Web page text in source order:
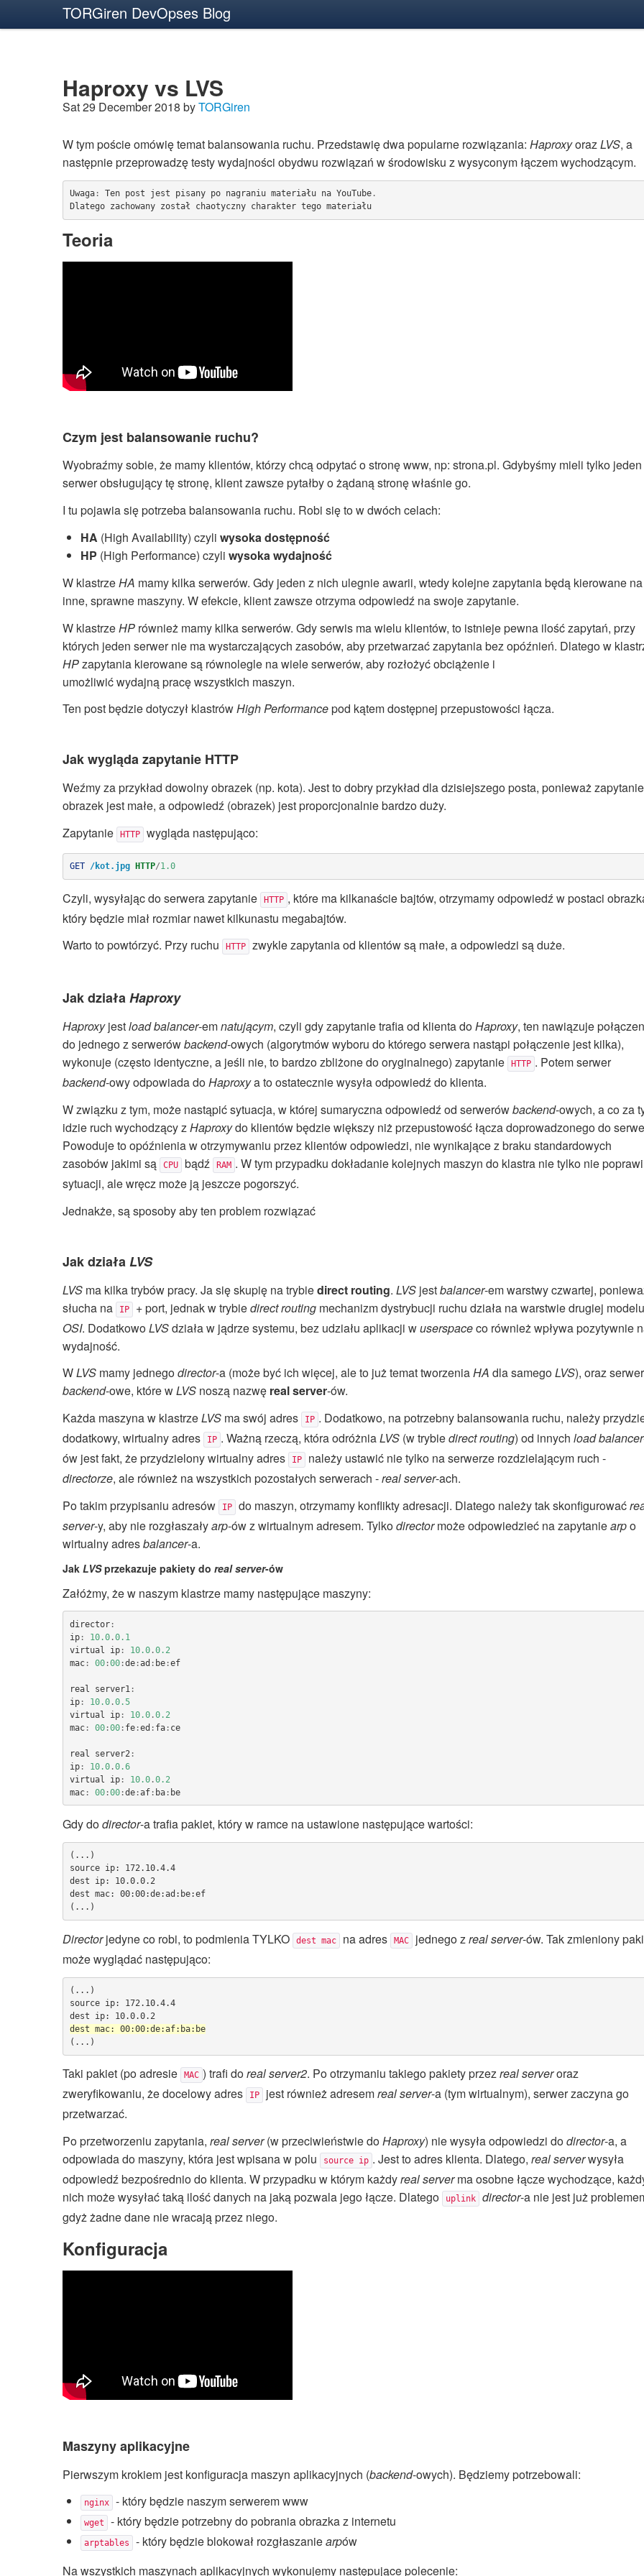
TORGiren DevOpses Blog
Haproxy vs LVS
Sat 29 December 2018 byTORGiren
W tym poście omówię temat balansowania ruchu. Przedstawię dwa popularne rozwiązania: HaproxyorazLVS, a
następnie przeprowadzę testy wydajności obydwu rozwiązań w środowisku z wysyconym łączem wychodzącym.
Uwaga: Ten post jest pisany po nagraniu materiału na YouTube.
Dlatego
zachowany został chaotyczny charakter tego materiału
Teoria
Czym jest balansowanie ruchu?
Wyobraźmy sobie, że mamy klientów, którzy chcą odpytać o stronę www, np: strona.pl. Gdybyśmy mieli tylko jeden
serwer obsługujący tę stronę, klient zawsze pytałby o żądaną stronę właśnie go.
I tu pojawia się potrzeba balansowania ruchu. Robi się to w dwóch celach:
HA (High Availability) czyli wysoka dostępność
HP (High Performance) czyli wysoka wydajność
W klastrzeHA mamy kilka serwerów. Gdy jeden z nich ulegnie awarii, wtedy kolejne zapytania będą kierowane na
inne, sprawne maszyny. W efekcie, klient zawsze otrzyma odpowiedź na swoje zapytanie.
W klastrzeHP również mamy kilka serwerów. Gdy serwis ma wielu klientów, to istnieje pewna ilość zapytań, przy
których jeden serwer nie ma wystarczających zasobów, aby przetwarzać zapytania bez opóźnień. Dlatego w
HPzapytania kierowane są równolegle na wiele serwerów, aby rozłożyć obciążenie i
umożliwić wydajną pracę wszystkich maszyn.
Ten post będzie dotyczył klastrówHigh Performancepod kątem dostępnej przepustowości łącza.
Jak wygląda zapytanie HTTP
Weźmy za przykład dowolny obrazek (np. kota). Jest to dobry przykład dla dzisiejszego posta, ponieważ
obrazek jest małe, a odpowiedź (obrazek) jest proporcjonalnie bardzo duży.
Zapytanie
HTTP wygląda następująco:
GET /kot.jpg HTTP/1.0
Czyli, wysyłając do serwera zapytanie HTTP , które ma kilkanaście bajtów, otrzymamy odpowiedź w postaci
który będzie miał rozmiar nawet kilkunastu megabajtów.
Warto to powtórzyć. Przy ruchu
HTTP zwykle zapytania od klientów są małe, a odpowiedzi są duże.
Jak działaHaproxy
Haproxyjestload balancer-emnatującym, czyli gdy zapytanie trafia od klienta doHaproxy, ten nawiązuje
do jednego z serwerówbackend-owych (algorytmów wyboru do którego serwera nastąpi połączenie jest kilka),
wykonuje (często identyczne, a jeśli nie, to bardzo zbliżone do oryginalnego) zapytanie
HTTP . Potem serwer
backend-owy odpowiada doHaproxya to ostatecznie wysyła odpowiedź do klienta.
W związku z tym, może nastąpić sytuacja, w której sumaryczna odpowiedź od serwerówbackend-owych, a co za
idzie ruch wychodzący zHaproxydo klientów będzie większy niż przepustowość łącza doprowadzonego do
Powoduje to opóźnienia w otrzymywaniu przez klientów odpowiedzi, nie wynikające z braku standardowych
zasobów jakimi są
CPU bądź RAM . W tym przypadku dokładanie kolejnych maszyn do klastra nie tylko nie poprawi
sytuacji, ale wręcz może ją jeszcze pogorszyć.
Jednakże, są sposoby aby ten problem rozwiązać
Jak działaLVS
LVS ma kilka trybów pracy. Ja się skupię na trybiedirect routing. LVS jestbalancer-em warstwy czwartej,
słucha na
IP + port, jednak w trybiedirect routing mechanizm dystrybucji ruchu działa na warstwie drugiej modelu
OSI. DodatkowoLVSdziała w jądrze systemu, bez udziału aplikacji wuserspaceco również wpływa pozytywnie
wydajność.
WLVS mamy jednegodirector-a (może być ich więcej, ale to już temat tworzeniaHA dla samegoLVS), oraz
backend-owe, które wLVS noszą nazwę real server-ów.
Każda maszyna w klastrzeLVS ma swój adres IP . Dodatkowo, na potrzebny balansowania ruchu, należy
dodatkowy, wirtualny adres
IP . Ważną rzeczą, która odróżniaLVS (w trybiedirect routing) od innych load balancer
ów jest fakt, że przydzielony wirtualny adres
IP
należy ustawić nie tylko na serwerze rozdzielającym ruch -
directorze, ale również na wszystkich pozostałych serwerach -real server-ach.
Po takim przypisaniu adresów
IP do maszyn, otrzymamy konflikty adresacji. Dlatego należy tak skonfigurować
server-y, aby nie rozgłaszałyarp-ów z wirtualnym adresem. Tylkodirectormoże odpowiedzieć na zapytaniearpo
wirtualny adresbalancer-a.
Jak LVSprzekazuje pakiety do real server-ów
Załóżmy, że w naszym klastrze mamy następujące maszyny:
director:
ip: 10.0.0.1
virtual
ip: 10.0.0.2
mac: 00:00:de:ad : be:ef
real server1:
ip: 10.0.0.5
virtual
ip: 10.0.0.2
mac: 00:00: fe:ed : fa: ce
real server2:
ip: 10.0.0.6
virtual
ip: 10.0.0.2
mac: 00:00:de:af: ba: be
Gdy dodirector-a trafia pakiet, który w ramce na ustawione następujące wartości:
(...)
source ip: 172.10.4.4
dest ip: 10.0.0.2
dest mac: 00:00:de:ad:be:ef
Directorjedyne co robi, to podmienia TYLKO dest mac na adres MAC jednego zreal server-ów. Tak zmieniony
może wyglądać następująco:
(...)
source ip: 172.10.4.4
dest ip: 10.0.0.2
dest mac: 00:00:de:af:ba:be
Taki pakiet (po adresie MAC ) trafi doreal server2. Po otrzymaniu takiego pakiety przezreal serveroraz
zweryfikowaniu, że docelowy adres
IP jest również adresemreal server-a (tym wirtualnym), serwer zaczyna go
przetwarzać.
Po przetworzeniu zapytania, real server(w przeciwieństwie doHaproxy) nie wysyła odpowiedzi dodirector-a, a
odpowiada do maszyny, która jest wpisana w polu
source ip . Jest to adres klienta. Dlatego, real serverwysyła
odpowiedź bezpośrednio do klienta. W przypadku w którym każdyreal serverma osobne łącze wychodzące,
nich może wysyłać taką ilość danych na jaką pozwala jego łącze. Dlatego
uplink director-a nie jest już
gdyż żadne dane nie wracają przez niego.
Konfiguracja
Maszyny aplikacyjne
Pierwszym krokiem jest konfiguracja maszyn aplikacyjnych (backend-owych). Będziemy potrzebowali:
nginx - który będzie naszym serwerem www
wget - który będzie potrzebny do pobrania obrazka z internetu
arptables - który będzie blokował rozgłaszaniearpów
Na wszystkich maszynach aplikacyjnych wykonujemy następujące polecenie: